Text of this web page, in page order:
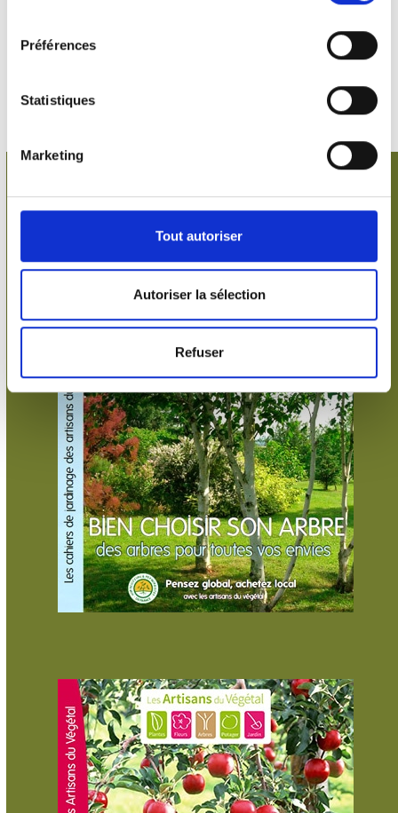
Préférences
Statistiques
Marketing
Tout autoriser
Autoriser la sélection
Refuser
persistants, rosiers, plantes tapissantes, plantes vivaces,
Quelques conseils :